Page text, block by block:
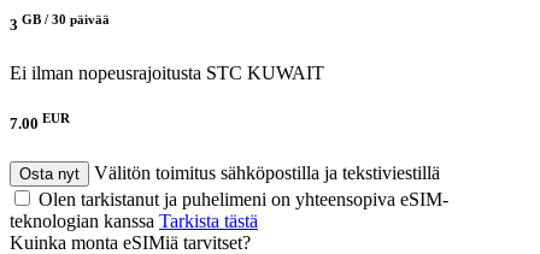
3 GB / 30 päivää
Ei ilman nopeusrajoitusta STC KUWAIT
7.00 EUR
Osta nyt
Välitön toimitus sähköpostilla ja tekstiviestillä
Olen tarkistanut ja puhelimeni on yhteensopiva eSIM-
teknologian kanssa Tarkista tästä
Kuinka monta eSIMiä tarvitset?